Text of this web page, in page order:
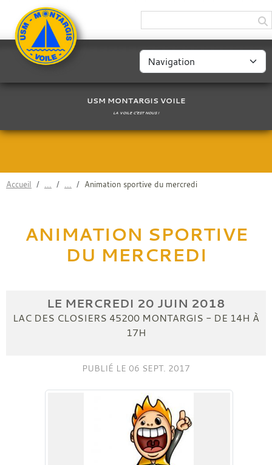
USM MONTARGIS VOILE
LA VOILE C'EST NOUS !
Accueil Animation sportive du mercredi
ANIMATION SPORTIVE
DU MERCREDI
LE MERCREDI 20 JUIN 2018
LAC DES CLOSIERS 45200 MONTARGIS - DE 14H À
17H
PUBLIÉ LE 06 SEPT. 2017
Panneau de gestion des cookies